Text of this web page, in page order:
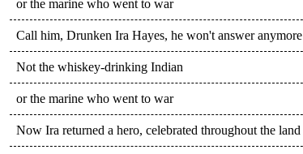
or the marine who went to war
Call him, Drunken Ira Hayes, he won't answer anymore
Not the whiskey-drinking Indian
or the marine who went to war
Now Ira returned a hero, celebrated throughout the land